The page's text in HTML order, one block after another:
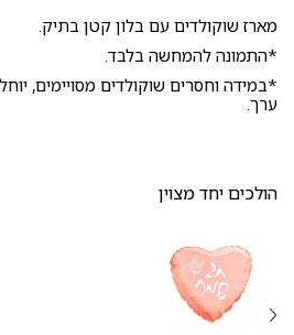
מארז שוקולדים עם בלון קטן בתיק.
*התמונה להמחשה בלבד.
*במידה וחסרים שוקולדים מסויימים,
ערך.
הולכים יחד מצוין